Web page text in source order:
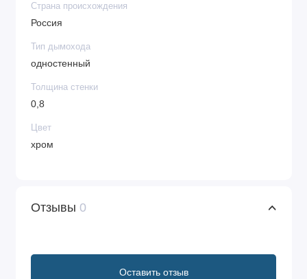
Страна происхождения
Россия
Тип дымохода
одностенный
Толщина стенки
0,8
Цвет
хром
Отзывы 0
Оставить отзыв